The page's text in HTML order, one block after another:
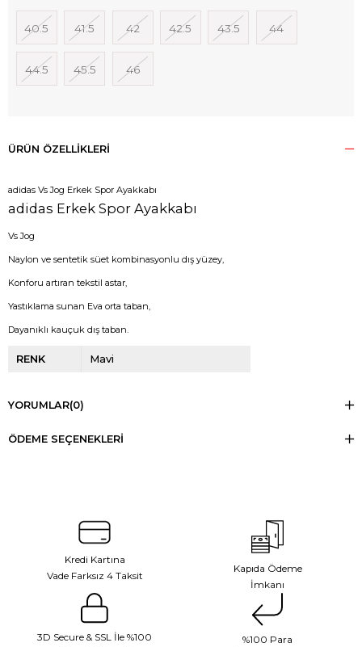
40.5 41.5 42 42.5 43.5 44
44.5 45.5 46
ÜRÜN ÖZELLIKLERI
adidas Vs Jog Erkek Spor Ayakkabı
adidas Erkek Spor Ayakkabı
Vs Jog
Naylon ve sentetik süet kombinasyonlu dış yüzey,
Konforu artıran tekstil astar,
Yastıklama sunan Eva orta taban,
Dayanıklı kauçuk dış taban.
RENK Mavi
YORUMLAR(0)
ÖDEME SEÇENEKLERI
Kredi Kartına
Vade Farksız 4 Taksit
Kapıda Ödeme
İmkanı
3D Secure & SSL İle %100
%100 Para